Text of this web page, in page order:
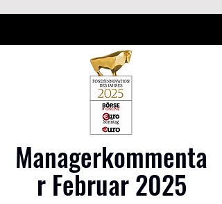
Managerkommenta
r Februar 2025